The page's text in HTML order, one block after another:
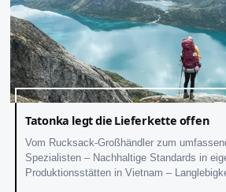
Tatonka legt die Lieferkette offen
Vom Rucksack-Großhändler zum
Spezialisten – Nachhaltige Standards in
Produktionsstätten in Vietnam –